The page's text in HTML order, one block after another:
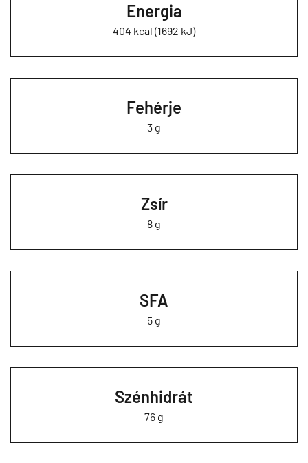
Energia
404 kcal (1692 kJ)
Fehérje
3 g
Zsír
8 g
SFA
5 g
Szénhidrát
76 g